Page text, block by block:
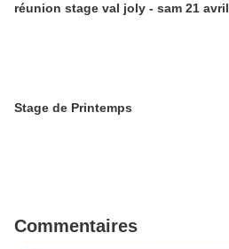
réunion stage val joly - sam 21 avril
Stage de Printemps
Commentaires